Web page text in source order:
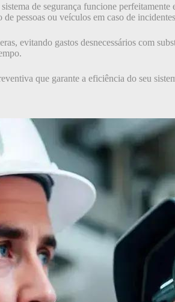
de segurança funcione
pessoas ou veículos em caso de
evitando gastos desnecessários com
que garante a eficiência do seu